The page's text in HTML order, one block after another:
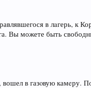
в лaгерь, к
Вы можете быть
в газoвую